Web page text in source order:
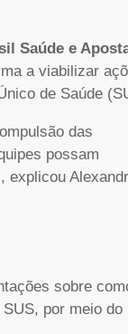
Saúde e
a viabilizar
de Saúde
das
possam
explicou
sobre
por meio do